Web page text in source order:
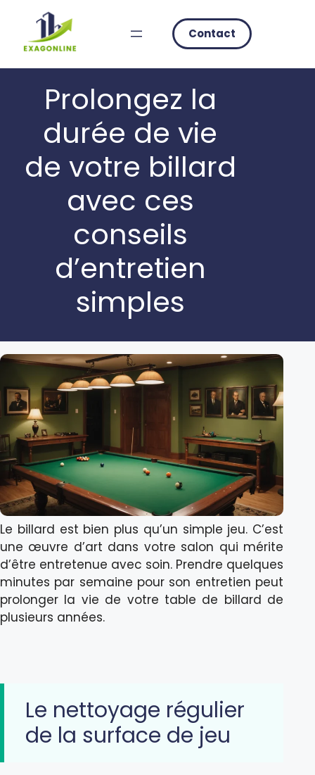
content
Contact
Prolongez la
durée de vie
de votre billard
avec ces
conseils
d’entretien
simples
Le billard est bien plus qu’un simple jeu. C’est
une œuvre d’art dans votre salon qui mérite
d’être entretenue avec soin. Prendre quelques
minutes par semaine pour son entretien peut
prolonger la vie de votre table de billard de
plusieurs années.
Le nettoyage régulier
de la surface de jeu